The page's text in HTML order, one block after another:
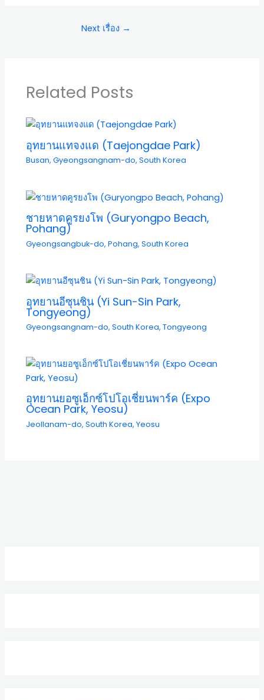
Next เรื่อง →
Related Posts
อุทยานแทจงแด (Taejongdae Park)
Busan,Gyeongsangnam-do,South Korea
ชายหาดคูรยงโพ (Guryongpo Beach,
Pohang)
Gyeongsangbuk-do,Pohang,South Korea
อุทยานอีซุนชิน (Yi Sun-Sin Park,
Tongyeong)
Gyeongsangnam-do,South Korea,Tongyeong
อุทยานยอซูเอ็กซ์โปโอเชี่ยนพาร์ค (Expo
Ocean Park, Yeosu)
Jeollanam-do,South Korea,Yeosu